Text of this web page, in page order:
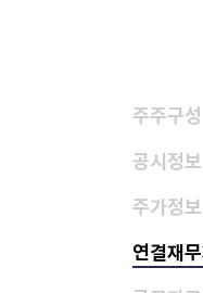
주주구성
공시정보
주가정보
연결재